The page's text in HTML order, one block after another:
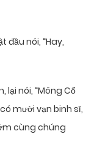
đầu nói, “Hay,
lại nói, “Mông Cổ
mười vạn binh sĩ,
cùng chúng